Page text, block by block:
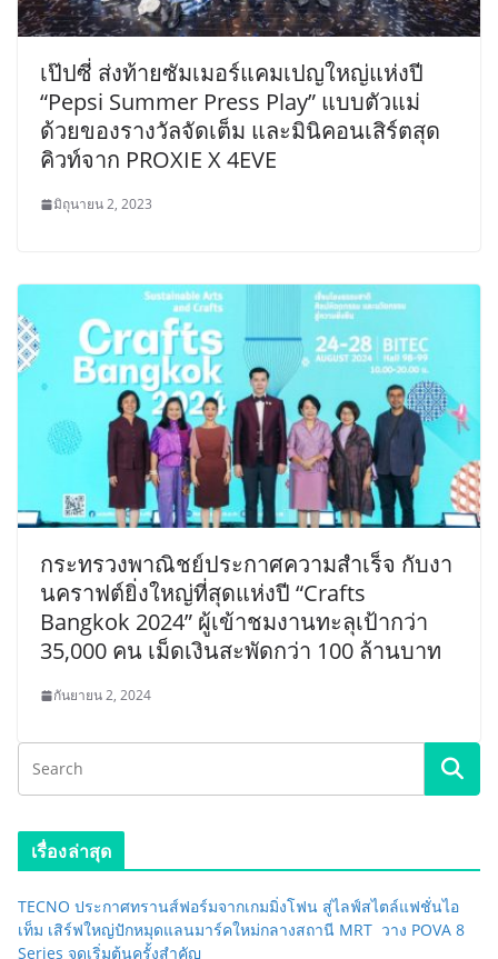
เป๊ปซี่ ส่งท้ายซัมเมอร์แคมเปญใหญ่แห่งปี
“Pepsi Summer Press Play” แบบตัวแม่
ด้วยของรางวัลจัดเต็ม และมินิคอนเสิร์ตสุด
คิวท์จาก PROXIE X 4EVE
มิถุนายน 2, 2023
กระทรวงพาณิชย์ประกาศความสำเร็จ กับงา
นคราฟต์ยิ่งใหญ่ที่สุดแห่งปี “Crafts
Bangkok 2024” ผู้เข้าชมงานทะลุเป้ากว่า
35,000 คน เม็ดเงินสะพัดกว่า 100 ล้านบาท
กันยายน 2, 2024
เรื่องล่าสุด
TECNO ประกาศทรานส์ฟอร์มจากเกมมิ่งโฟน สู่ไลฟ์สไตล์แฟชั่นไอ
เท็ม เสิร์ฟใหญ่ปักหมุดแลนมาร์คใหม่กลางสถานี MRT วาง POVA 8
Series จุดเริ่มต้นครั้งสำคัญ